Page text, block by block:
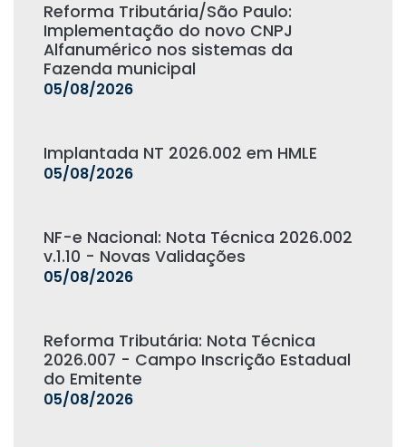
Reforma Tributária/São Paulo:
Implementação do novo CNPJ
Alfanumérico nos sistemas da
Fazenda municipal
05/08/2026
Implantada NT 2026.002 em HMLE
05/08/2026
NF-e Nacional: Nota Técnica 2026.002
v.1.10 - Novas Validações
05/08/2026
Reforma Tributária: Nota Técnica
2026.007 - Campo Inscrição Estadual
do Emitente
05/08/2026